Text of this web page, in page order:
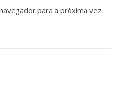
para a próxima vez